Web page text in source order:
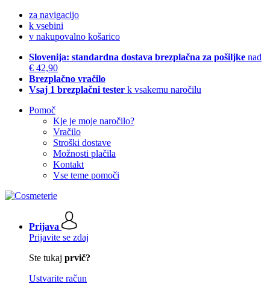
za navigacijo
k vsebini
v nakupovalno košarico
Slovenija: standardna dostava brezplačna za pošiljke nad
€ 42,90
Brezplačno vračilo
Vsaj 1 brezplačni tester k vsakemu naročilu
Pomoč
Kje je moje naročilo?
Vračilo
Stroški dostave
Možnosti plačila
Kontakt
Vse teme pomoči
Prijava
Prijavite se zdaj
Ste tukaj prvič?
Ustvarite račun